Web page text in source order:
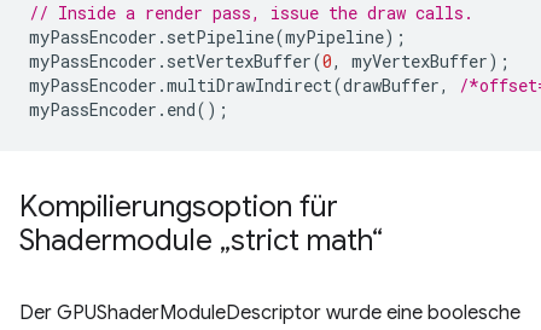
// Inside a render pass, issue the draw calls.
myPassEncoder . setPipeline(myPipeline);
myPassEncoder . setVertexBuffer(0, myVertexBuffer);
myPassEncoder .multiDrawIndirect(drawBuffer,
/
myPassEncoder . end();
Kompilierungsoption für
Shadermodule „strict math“
Der GPUShaderModuleDescriptor wurde eine boolesche